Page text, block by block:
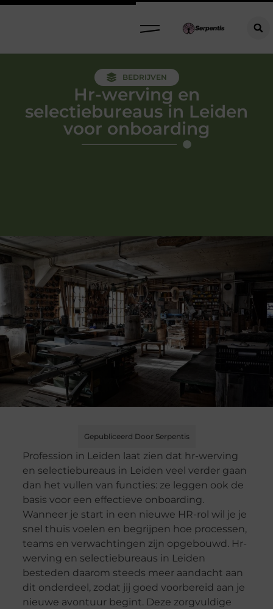
BEDRIJVEN
Hr-werving en
selectiebureaus in Leiden
voor onboarding
Gepubliceerd Door Serpentis
Profession in Leiden laat zien dat hr-werving
en selectiebureaus in Leiden veel verder gaan
dan het vullen van functies: ze leggen ook de
basis voor een effectieve onboarding.
Wanneer je start in een nieuwe HR-rol wil je je
snel thuis voelen en begrijpen hoe processen,
teams en verwachtingen zijn opgebouwd. Hr-
werving en selectiebureaus in Leiden
besteden daarom steeds meer aandacht aan
dit onderdeel, zodat jij goed voorbereid aan je
nieuwe avontuur begint. Deze zorgvuldige